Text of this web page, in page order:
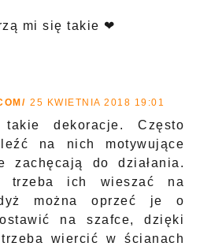
mi się takie ❤
25 KWIETNIA 2018 19:01
takie dekoracje. Często
na nich motywujące
zachęcają do działania.
trzeba ich wieszać na
można oprzeć je o
na szafce, dzięki
wiercić w ścianach